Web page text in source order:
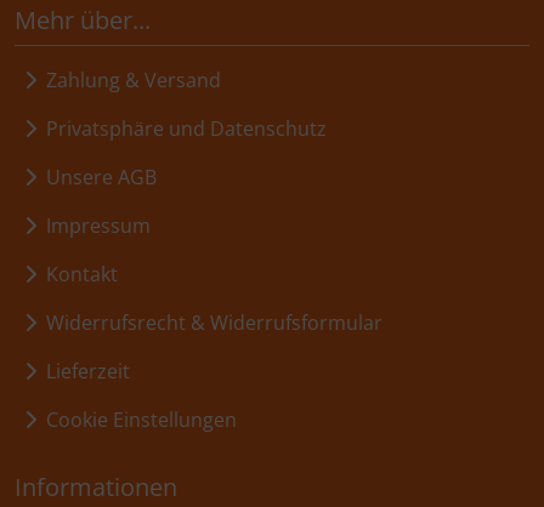
Mehr über...
Zahlung & Versand
Privatsphäre und Datenschutz
Unsere AGB
Impressum
Kontakt
Widerrufsrecht & Widerrufsformular
Lieferzeit
Cookie Einstellungen
Informationen